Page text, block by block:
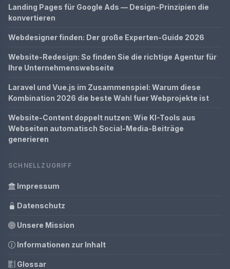
Landing Pages für Google Ads — Design-Prinzipien die
konvertieren
Webdesigner finden: Der große Experten-Guide 2026
Website-Redesign: So finden Sie die richtige Agentur für
Ihre Unternehmenswebseite
Laravel und Vue.js im Zusammenspiel: Warum diese
Kombination 2026 die beste Wahl fuer Webprojekte ist
Website-Content doppelt nutzen: Wie KI-Tools aus
Webseiten automatisch Social-Media-Beiträge
generieren
SCHNELLZUGRIFF
Impressum
Datenschutz
Unsere Mission
Informationen zur Inhalt
Glossar